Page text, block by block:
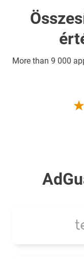
More than 9 000